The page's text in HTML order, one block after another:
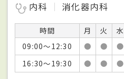
内科
消化器内科
時間 月 火 水
09:00～12:30
● ● ●
16:30～19:30
● ● ●